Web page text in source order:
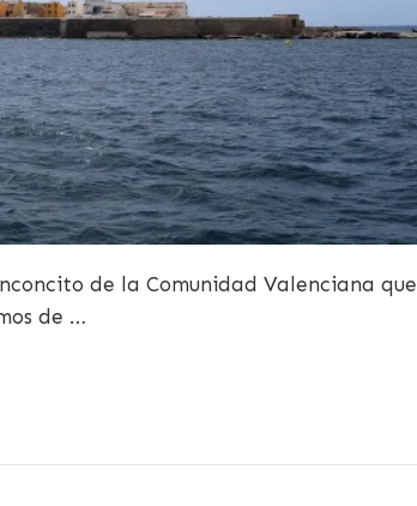
de la Comunidad Valenciana que
de …